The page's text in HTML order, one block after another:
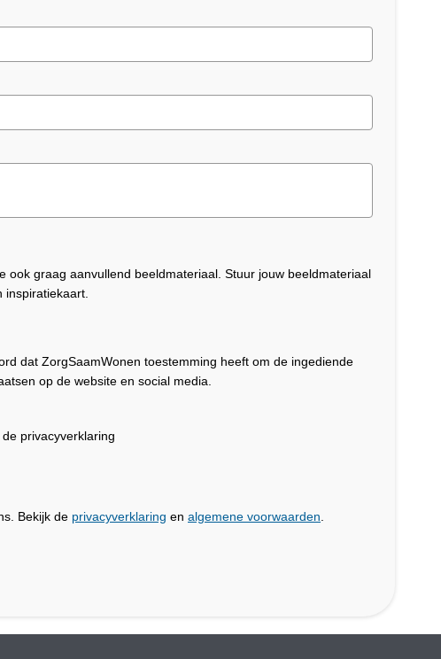
ook graag aanvullend beeldmateriaal. Stuur jouw beeldmateriaal
dat ZorgSaamWonen toestemming heeft om de ingediende
op de website en social media.
privacyverklaring
Bekijk de privacyverklaring en algemene voorwaarden.